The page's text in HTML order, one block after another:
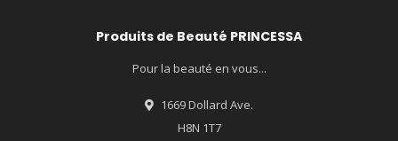
Produits de Beauté PRINCESSA
Pour la beauté en vous...
1669 Dollard Ave.
H8N 1T7